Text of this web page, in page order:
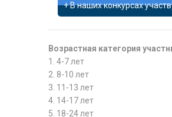
В наших конкурсах
Возрастная категория
1. 4-7 лет
2. 8-10 лет
3. 11-13 лет
4. 14-17 лет
5. 18-24 лет